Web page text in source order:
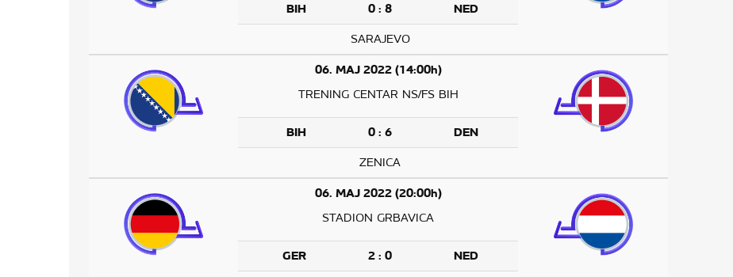
BIH 0 : 8 NED
SARAJEVO
06. MAJ 2022 (14:00h)
TRENING CENTAR NS/FS BIH
BIH 0 : 6 DEN
ZENICA
06. MAJ 2022 (20:00h)
STADION GRBAVICA
GER 2 : 0 NED